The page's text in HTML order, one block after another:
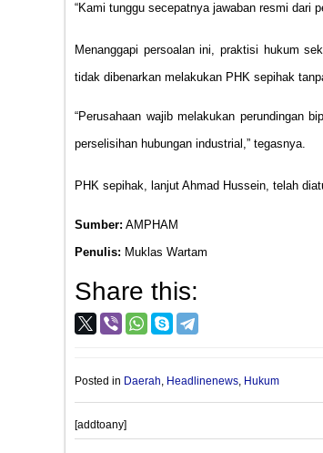
“Kami tunggu secepatnya jawaban resmi dari
Menanggapi persoalan ini, praktisi hukum
tidak dibenarkan melakukan PHK sepihak
“Perusahaan wajib melakukan perundingan
perselisihan hubungan industrial,” tegasnya.
PHK sepihak, lanjut Ahmad Hussein, telah
Sumber: AMPHAM
Penulis: Muklas Wartam
Share this:
Posted in Daerah Headlinenews Hukum
[addtoany]